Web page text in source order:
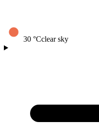
30 °Cclear sky